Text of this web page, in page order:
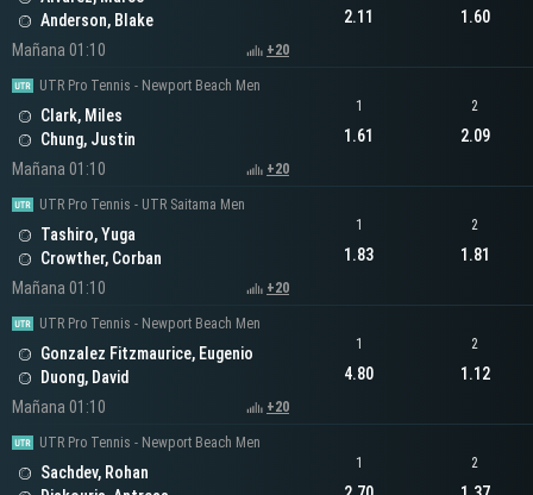
Anderson, Blake
Mañana 01:10
+20
2.11 1.60
UTR Pro Tennis - Newport Beach Men
Clark, Miles
Chung, Justin
Mañana 01:10
+20
1
1.61
2
2.09
UTR Pro Tennis - UTR Saitama Men
Tashiro, Yuga
Crowther, Corban
Mañana 01:10
+20
1
1.83
2
1.81
UTR Pro Tennis - Newport Beach Men
Gonzalez Fitzmaurice, Eugenio
Duong, David
Mañana 01:10
+20
1
4.80
2
1.12
UTR Pro Tennis - Newport Beach Men
Sachdev, Rohan
1 2